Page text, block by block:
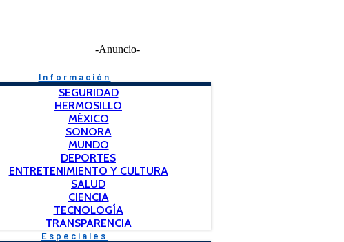
-Anuncio-
Información
SEGURIDAD
HERMOSILLO
MÉXICO
SONORA
MUNDO
DEPORTES
ENTRETENIMIENTO Y CULTURA
SALUD
CIENCIA
TECNOLOGÍA
TRANSPARENCIA
Especiales